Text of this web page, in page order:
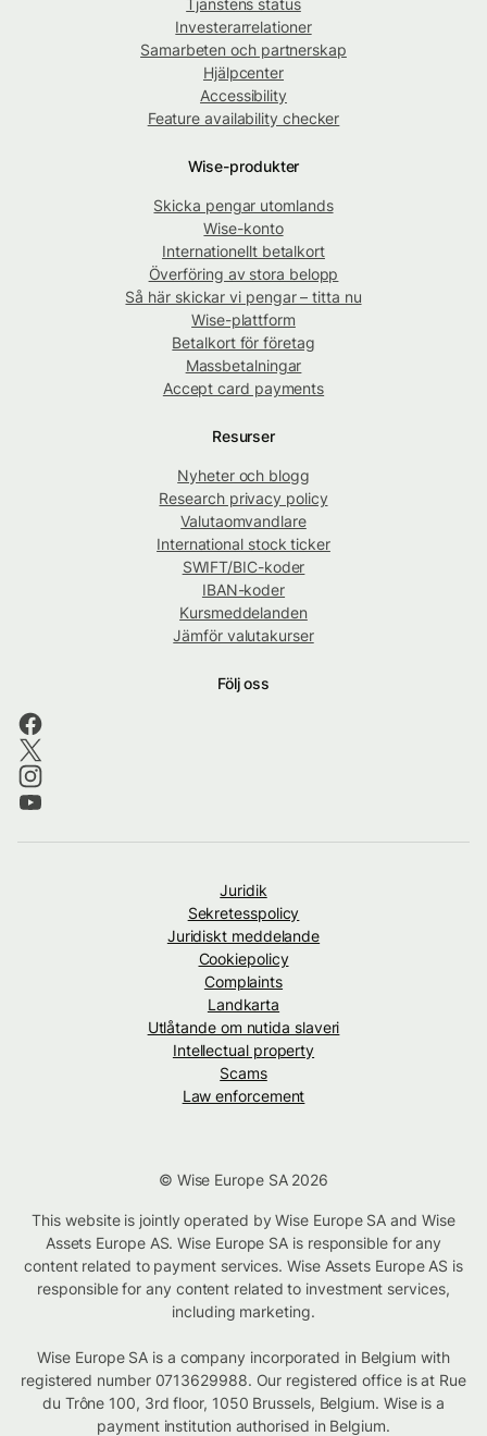
Investerarrelationer
Samarbeten och partnerskap
Hjälpcenter
Accessibility
Feature availability checker
Wise-produkter
Skicka pengar utomlands
Wise-konto
Internationellt betalkort
Överföring av stora belopp
Så här skickar vi pengar – titta nu
Wise-plattform
Betalkort för företag
Massbetalningar
Accept card payments
Resurser
Nyheter och blogg
Research privacy policy
Valutaomvandlare
International stock ticker
SWIFT/BIC-koder
IBAN-koder
Kursmeddelanden
Jämför valutakurser
Följ oss
Juridik
Sekretesspolicy
Juridiskt meddelande
Cookiepolicy
Complaints
Landkarta
Utlåtande om nutida slaveri
Intellectual property
Scams
Law enforcement
© Wise Europe SA 2026
This website is jointly operated by Wise Europe SA and Wise
Assets Europe AS. Wise Europe SA is responsible for any
content related to payment services. Wise Assets Europe AS is
responsible for any content related to investment services,
including marketing.
Wise Europe SA is a company incorporated in Belgium with
registered number 0713629988. Our registered office is at Rue
du Trône 100, 3rd floor, 1050 Brussels, Belgium. Wise is a
payment institution authorised in Belgium.